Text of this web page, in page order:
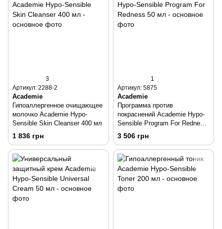
3
Артикул: 2288-2
Academie
Гипоаллергенное очищающее
молочко Academie Hypo-
Sensible Skin Cleanser 400 мл
1 836 грн
1
Артикул: 5875
Academie
Программа против
покраснений Academie Hypo-
Sensible Program For Redness
50 мл
3 506 грн